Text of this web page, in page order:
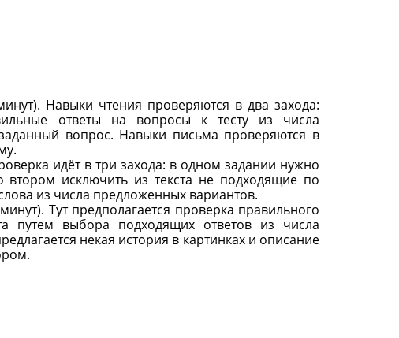
Навыки чтения проверяются в два захода:
ответы на вопросы к тесту из числа
вопрос. Навыки письма проверяются в
идёт в три захода: в одном задании нужно
втором исключить из текста не подходящие по
из числа предложенных вариантов.
Тут предполагается проверка правильного
путем выбора подходящих ответов из числа
некая история в картинках и описание